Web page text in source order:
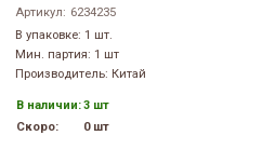
Артикул: 6234235
В упаковке: 1 шт.
Мин. партия: 1 шт
Производитель: Китай
В наличии:3 шт
Скоро:
0 шт